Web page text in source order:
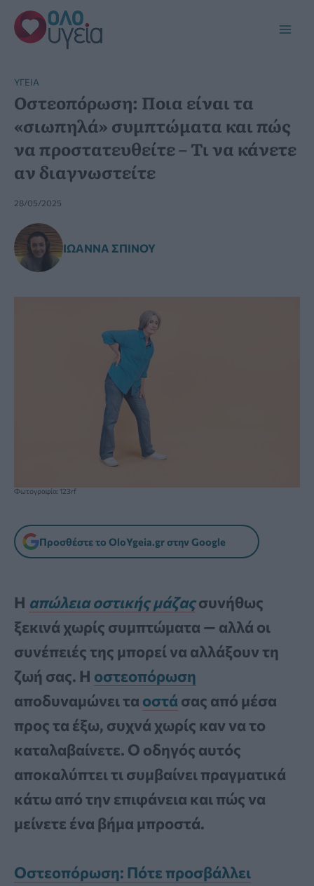
Μετάβαση
στο
περιεχόμενο
YΓΕΊΑ
Οστεοπόρωση: Ποια είναι τα
«σιωπηλά» συμπτώματα και πώς
να προστατευθείτε – Τι να κάνετε
αν διαγνωστείτε
28/05/2025
ΙΩΆΝΝΑ ΣΠΊΝΟΥ
Φωτογραφία: 123rf
Προσθέστε το OloYgeia.gr στην Google
Η απώλεια οστικής μάζαςσυνήθως
ξεκινά χωρίς συμπτώματα — αλλά οι
συνέπειές της μπορεί να αλλάξουν τη
ζωή σας. Η οστεοπόρωση
αποδυναμώνει τα οστά σας από μέσα
προς τα έξω, συχνά χωρίς καν να το
καταλαβαίνετε. Ο οδηγός αυτός
αποκαλύπτει τι συμβαίνει πραγματικά
κάτω από την επιφάνεια και πώς να
μείνετε ένα βήμα μπροστά.
Οστεοπόρωση: Πότε προσβάλλει